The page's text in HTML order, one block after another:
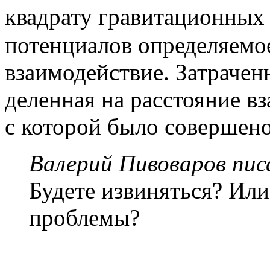
квадрату гравитационных
потенциалов
взаимодействие.
деленная на расстояние
с которой было
Валерий Пивоваров
Будете извиняться?
проблемы?